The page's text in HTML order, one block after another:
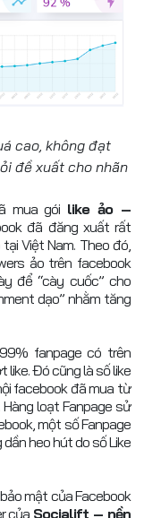
cao, không đạt
đề xuất cho nhãn
mua gói like ảo –
đã đăng xuất rất
Việt Nam. Theo đó,
ảo trên facebook
để “cày cuốc” cho
dạo” nhằm tăng
fanpage có trên
like. Đó cũng là số like
facebook đã mua từ
loạt Fanpage sử
một số Fanpage
heo hút do số Like
mật của Facebook
của Socialift – nền